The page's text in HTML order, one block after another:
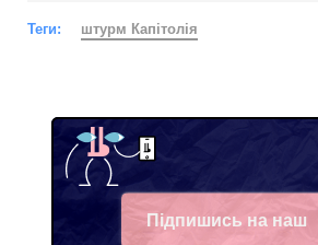
Теги: штурм Капітолія
Підпишись на наш
Telegram